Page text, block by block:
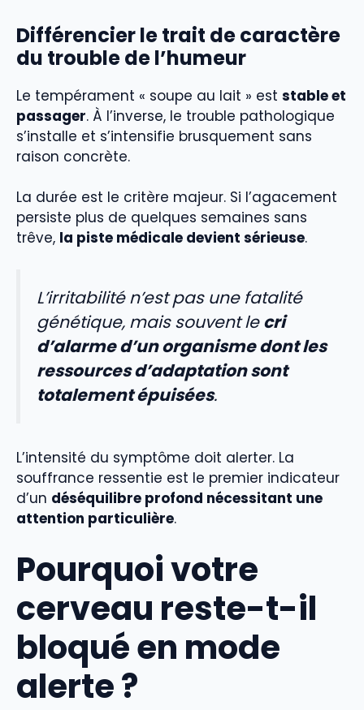
Différencier le trait de caractère
du trouble de l’humeur
Le tempérament « soupe au lait » est stable et
passager. À l’inverse, le trouble pathologique
s’installe et s’intensifie brusquement sans
raison concrète.
La durée est le critère majeur. Si l’agacement
persiste plus de quelques semaines sans
trêve, la piste médicale devient sérieuse.
L’irritabilité n’est pas une fatalité
génétique, mais souvent lecri
d’alarme d’un organisme dont les
ressources d’adaptation sont
totalement épuisées.
L’intensité du symptôme doit alerter. La
souffrance ressentie est le premier indicateur
d’un déséquilibre profond nécessitant une
attention particulière.
Pourquoi votre
cerveau reste-t-il
bloqué en mode
alerte ?